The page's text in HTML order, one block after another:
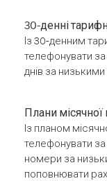
30-денні
Із 30-денним
телефонувати
днів за
Плани
Із планом
телефонувати за
номери за
поповнювати